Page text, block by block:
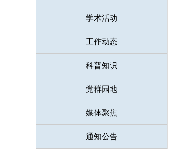
学术活动
工作动态
科普知识
党群园地
媒体聚焦
通知公告